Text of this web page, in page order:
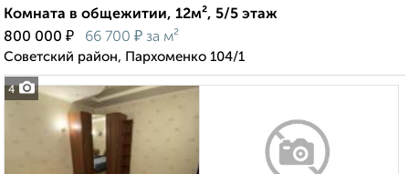
4
Комната в общежитии, 12м², 5/5 этаж
800 000 ₽ 66 700 ₽ за м²
Советский район, Пархоменко 104/1